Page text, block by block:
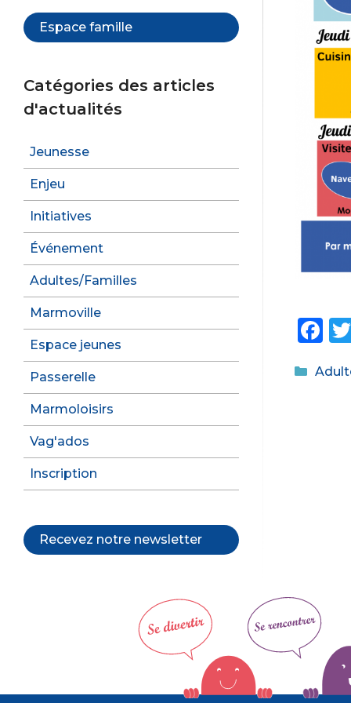
F
c
Espace famille
Catégories des articles
d'actualités
Jeunesse
Enjeu
Initiatives
Événement
Adultes/Familles
Marmoville
Espace jeunes
Passerelle
Marmoloisirs
Vag'ados
Inscription
Recevez notre newsletter